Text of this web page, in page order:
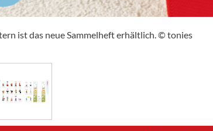
ist das neue Sammelheft erhältlich. © tonies